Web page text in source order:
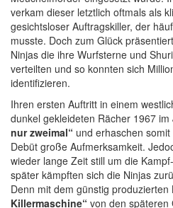
verkam dieser letztlich oftmals als
gesichtsloser Auftragskiller, der
musste. Doch zum Glück
Ninjas die ihre Wurfsterne und
verteilten und so konnten sich
identifizieren.
Ihren ersten Auftritt in einem
dunkel gekleideten Rächer 1967
nur zweimal“ und erhaschen
Debüt große Aufmerksamkeit.
wieder lange Zeit still um die
später kämpften sich die Ninjas
Denn mit dem günstig produzierten
Killermaschine“ von den späteren